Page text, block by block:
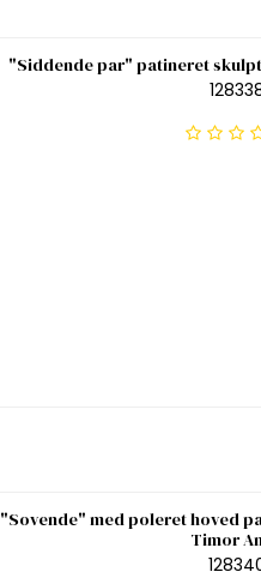
"Siddende par" patineret
"Sovende" med poleret hoved
Timor